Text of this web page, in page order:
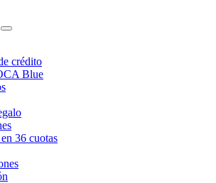
crédito
Blue
36 cuotas